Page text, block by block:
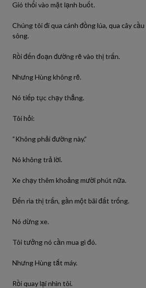
Gió thổi vào mặt lạnh buốt.
Chúng tôi đi qua cánh đồng lúa, qua cây
sông.
Rồi đến đoạn đường rẽ vào thị trấn.
Nhưng Hùng không rẽ.
Nó tiếp tục chạy thẳng.
Tôi hỏi:
“Không phải đường này.”
Nó không trả lời.
Xe chạy thêm khoảng mười phút nữa.
Đến rìa thị trấn, gần một bãi đất trống.
Nó dừng xe.
Tôi tưởng nó cần mua gì đó.
Nhưng Hùng tắt máy.
Rồi quay lại nhìn tôi.